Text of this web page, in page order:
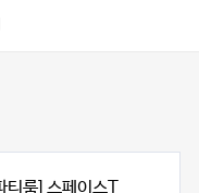
티룸] 스페이스T